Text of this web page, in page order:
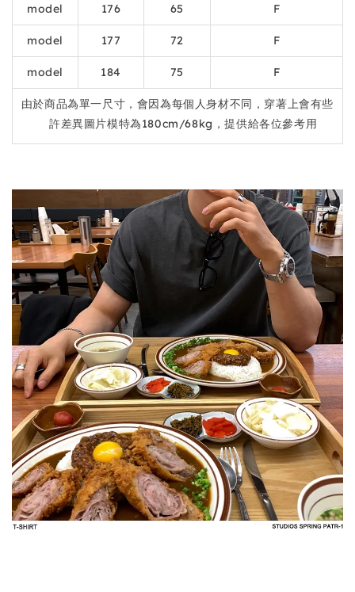
model 176 65 F
model 177 72 F
model 184 75 F
由於商品為單一尺寸，會因為每個人身材不同，穿著上會有些
許差異圖片模特為180cm/68kg，提供給各位參考用